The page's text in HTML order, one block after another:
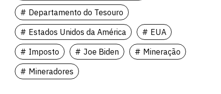
Departamento do Tesouro
Estados Unidos da América
EUA
Imposto
Joe Biden
Mineração
Mineradores